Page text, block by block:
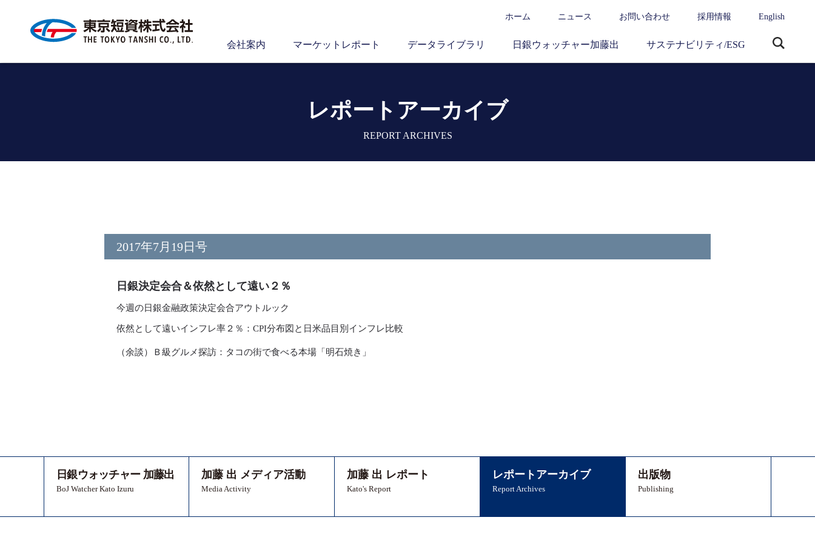
ホーム ニュース お問い合わせ 採用情報 English
会社案内 マーケットレポート データライブラリ 日銀ウォッチャー加藤出 サステナビリティ/ESG
レポートアーカイブ
REPORT ARCHIVES
2017年7月19日号
日銀決定会合＆依然として遠い２％
今週の日銀金融政策決定会合アウトルック
依然として遠いインフレ率２％：CPI分布図と日米品目別インフレ比較
（余談）Ｂ級グルメ探訪：タコの街で食べる本場「明石焼き」
日銀ウォッチャー 加藤出
BoJ Watcher Kato Izuru
加藤 出 メディア活動
Media Activity
加藤 出 レポート
Kato's Report
レポートアーカイブ
Report Archives
出版物
Publishing